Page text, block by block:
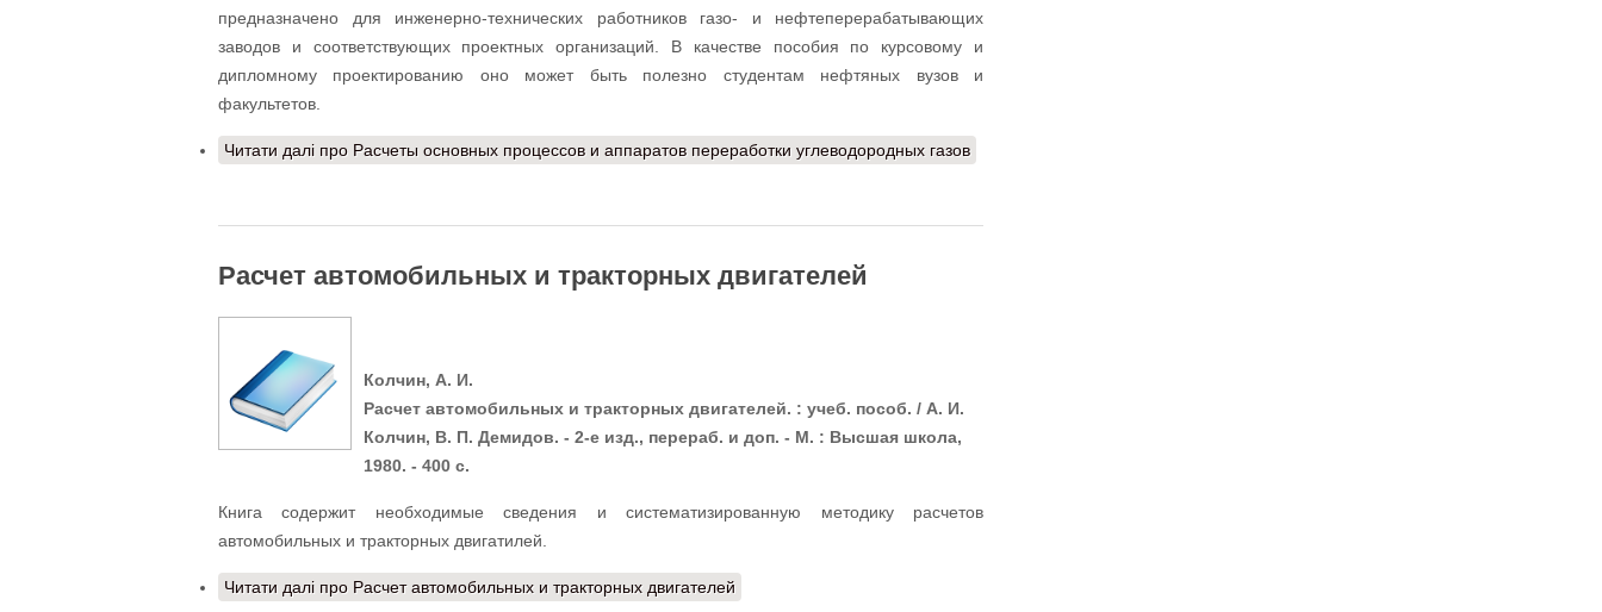
предназначено для инженерно-технических работников газо- и нефтеперерабатывающих
заводов и соответствующих проектных организаций. В качестве пособия по курсовому и
дипломному проектированию оно может быть полезно студентам нефтяных вузов и
факультетов.
Читати далі про Расчеты основных процессов и аппаратов переработки углеводородных газов
Расчет автомобильных и тракторных двигателей
Колчин, А. И.
Расчет автомобильных и тракторных двигателей. : учеб. пособ. / А. И.
Колчин, В. П. Демидов. - 2-е изд., перераб. и доп. - М. : Высшая школа,
1980. - 400 с.
Книга содержит необходимые сведения и систематизированную методику расчетов
автомобильных и тракторных двигатилей.
Читати далі про Расчет автомобильных и тракторных двигателей